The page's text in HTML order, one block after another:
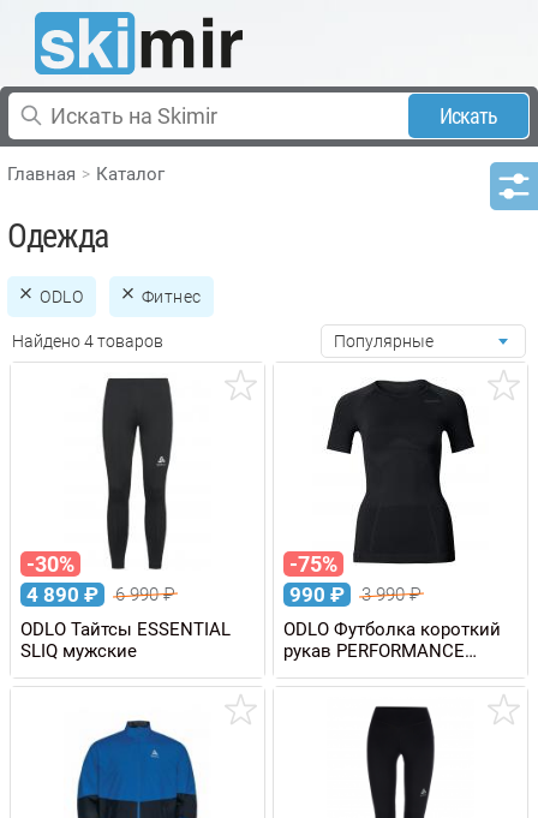
Искать
Главная Каталог
Одежда
ODLO Фитнес
Найдено 4 товаров Популярные
-30%
4 890 ₽ 6 990₽
ODLO Тайтсы ESSENTIAL
SLIQ мужские
-75%
990 ₽ 3 990₽
ODLO Футболка короткий
рукав PERFORMANCE
EVOLUTION LIGHT женская